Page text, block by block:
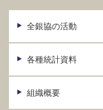
全銀協の活動
各種統計資料
組織概要